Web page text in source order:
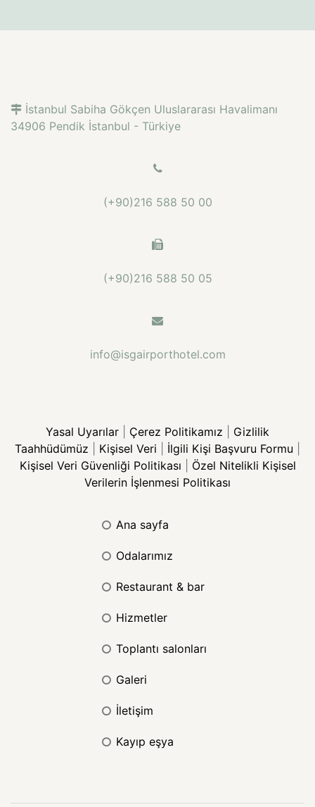
İstanbul Sabiha Gökçen Uluslararası Havalimanı
34906 Pendik İstanbul - Türkiye
(+90)216 588 50 00
(+90)216 588 50 05
info@isgairporthotel.com
Yasal Uyarılar Çerez Politikamız
Gizlilik
Taahhüdümüz
Kişisel Veri İlgili Kişi Başvuru Formu
Kişisel Veri Güvenliği Politikası
Özel Nitelikli Kişisel
Verilerin İşlenmesi Politikası
ana sayfa
odalarımız
restaurant & bar
hizmetler
toplantı salonları
galeri
i̇letişim
kayıp eşya